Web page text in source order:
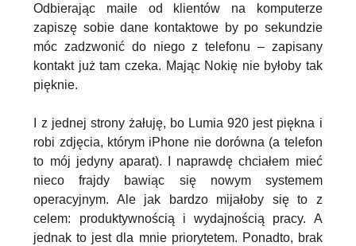
Odbierając maile od klientów na komputerze
zapiszę sobie dane kontaktowe by po sekundzie
móc zadzwonić do niego z telefonu – zapisany
kontakt już tam czeka. Mając Nokię nie byłoby tak
pięknie.
I z jednej strony żałuję, bo Lumia 920 jest piękna i
robi zdjęcia, którym iPhone nie dorówna (a telefon
to mój jedyny aparat). I naprawdę chciałem mieć
nieco frajdy bawiąc się nowym systemem
operacyjnym. Ale jak bardzo mijałoby się to z
celem: produktywnością i wydajnością pracy. A
jednak to jest dla mnie priorytetem. Ponadto, brak